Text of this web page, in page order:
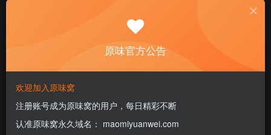
登录后继续查看
1
原味官方公告
欢迎加入原味窝
注册账号成为原味窝的用户，每日精彩不断
认准原味窝永久域名： maomiyuanwei.com